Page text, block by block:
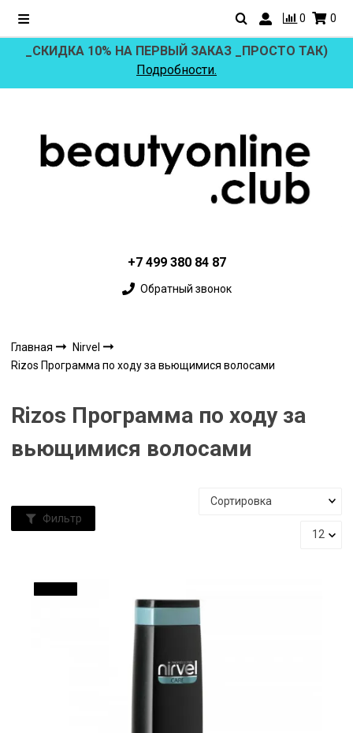
0 0
_СКИДКА 10% НА ПЕРВЫЙ ЗАКАЗ _ПРОСТО ТАК)
Подробности.
+7 499 380 84 87
Обратный звонок
Главная
Nirvel
Rizos Программа по ходу за вьющимися волосами
Rizos Программа по ходу за
вьющимися волосами
Фильтр